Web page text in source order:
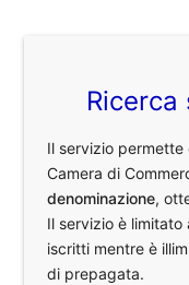
Il servizio permette
Camera di
denominazione,
Il servizio è
iscritti mentre è
di prepagata.